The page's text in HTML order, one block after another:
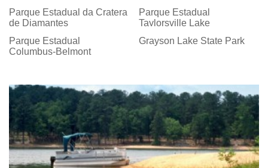
Parque Estadual da Cratera
de Diamantes
Parque Estadual
Taylorsville Lake
Parque Estadual
Columbus-Belmont
Grayson Lake State Park